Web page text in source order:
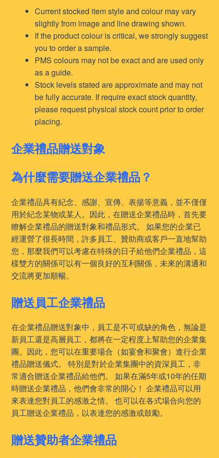
Current stocked item style and colour may vary
slightly from image and line drawing shown.
If the product colour is critical, we strongly suggest
you to order a sample.
PMS colours may not be exact and are used only
as a guide.
Stock levels stated are approximate and may not
be fully accurate. If require exact stock quantity,
please request physical stock count prior to order
placing.
企業禮品贈送對象
為什麼需要贈送企業禮品？
企業禮品具有紀念、感謝、宣傳、表揚等意義，並不僅僅
用於紀念某物或某人。因此，在贈送企業禮品時，首先要
瞭解企業禮品的贈送對象和禮品形式。 如果您的企業已
經運營了很長時間，許多員工、贊助商或客戶一直地幫助
您，那麼我們可以考慮在特殊的日子給他們企業禮品，這
樣雙方的關係可以有一個良好的互利關係，未來的溝通和
交流將更加順暢。
贈送員工企業禮品
在企業禮品贈送對象中，員工是不可或缺的角色，無論是
新員工還是高層員工，都將在一定程度上幫助您的企業集
團。因此，您可以在重要場合（如宴會和聚會）進行企業
禮品贈送儀式。 特別是對於企業集團中的資深員工，非
常適合贈送企業禮品給他們。 如果在滿5年或10年的任期
時贈送企業禮品，他們會非常的開心！ 企業禮品可以用
來表達您對員工的感激之情。 也可以在各式場合向您的
員工贈送企業禮品，以表達您的感激或鼓勵。
贈送贊助者企業禮品